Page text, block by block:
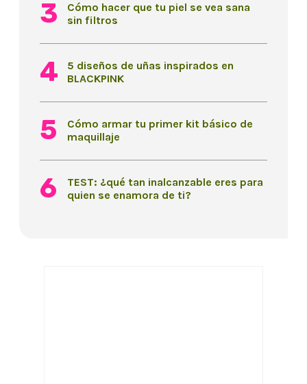
Cómo hacer que tu piel se vea sana
sin filtros
5 diseños de uñas inspirados en
BLACKPINK
Cómo armar tu primer kit básico de
maquillaje
TEST: ¿qué tan inalcanzable eres para
quien se enamora de ti?